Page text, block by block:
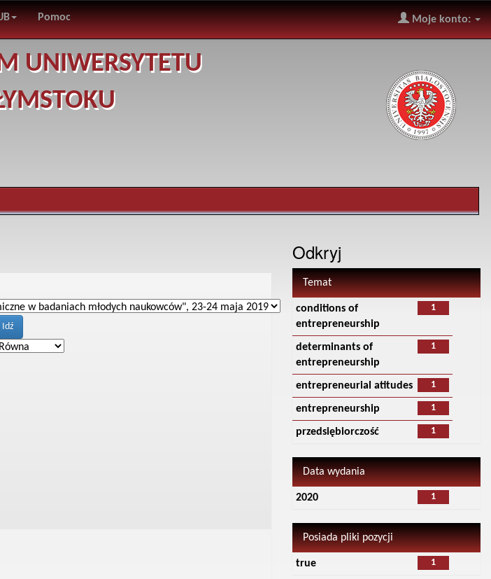
Pomoc Moje konto:
UNIWERSYTETU
Odkryj
Temat
1
conditions of
entrepreneurship
1
determinants of
entrepreneurship
1
entrepreneurial atitudes
1
entrepreneurship
1
przedsiębiorczość
Data wydania
1
2020
Posiada pliki pozycji
1
true